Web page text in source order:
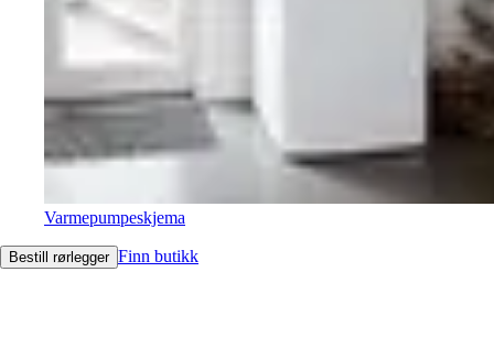
Varmepumpeskjema
Bestill rørlegger Finn butikk